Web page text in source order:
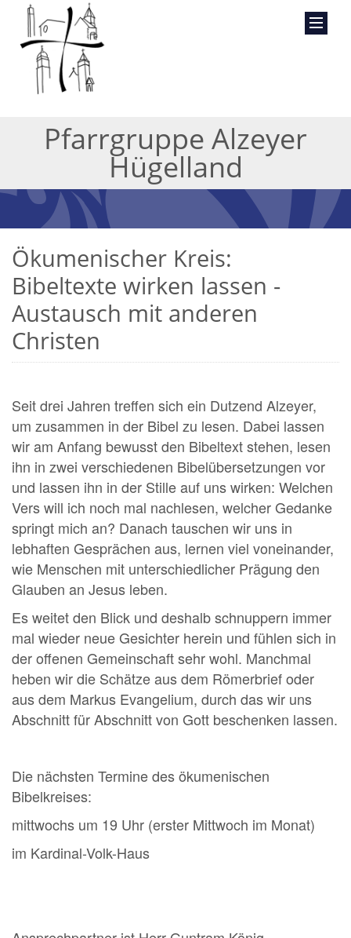
Pfarrgruppe Alzeyer
Hügelland
Ökumenischer Kreis:
Bibeltexte wirken lassen -
Austausch mit anderen
Christen
Seit drei Jahren treffen sich ein Dutzend Alzeyer,
um zusammen in der Bibel zu lesen. Dabei lassen
wir am Anfang bewusst den Bibeltext stehen, lesen
ihn in zwei verschiedenen Bibelübersetzungen vor
und lassen ihn in der Stille auf uns wirken: Welchen
Vers will ich noch mal nachlesen, welcher Gedanke
springt mich an? Danach tauschen wir uns in
lebhaften Gesprächen aus, lernen viel voneinander,
wie Menschen mit unterschiedlicher Prägung den
Glauben an Jesus leben.
Es weitet den Blick und deshalb schnuppern immer
mal wieder neue Gesichter herein und fühlen sich in
der offenen Gemeinschaft sehr wohl. Manchmal
heben wir die Schätze aus dem Römerbrief oder
aus dem Markus Evangelium, durch das wir uns
Abschnitt für Abschnitt von Gott beschenken lassen.
Die nächsten Termine des ökumenischen
Bibelkreises:
mittwochs um 19 Uhr (erster Mittwoch im Monat)
im Kardinal-Volk-Haus